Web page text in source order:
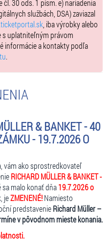
zachovania komfortu a
všetkých návštevníkov.
je bez nároku na zľavu.
povolené)
posedením na
počasia
nepriaznivého počasia (napr. v
interpretom a
byť prerušené (aj opakovane) a
neruší vopred a v prípade, že v
si vyhradzuje právo
zrušené po viac ako
peňazí nevzniká. V
čl. 30 ods. 1 písm. e) nariadenia
službách, DSA) zaviazal
, iba výrobky alebo
s uplatniteľným právom
informácie a kontakty podľa
tu.
& BANKET - 40
- 19.7.2026 O
vám ako sprostredkovateľ
RICHARD MÜLLER & BANKET -
sa malo konať dňa19.7.2026 o
jeZMENENÉ!Namiesto
predstavenieRichard Müller –
v pôvodnom mieste konania.